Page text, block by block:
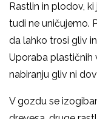
Rastlin in plodov,
tudi ne uničujemo.
da lahko trosi gliv
Uporaba plastičnih
nabiranju gliv ni
V gozdu se